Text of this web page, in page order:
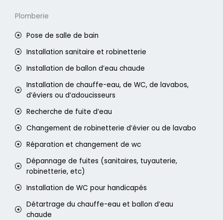
Plomberie
Pose de salle de bain
Installation sanitaire et robinetterie
Installation de ballon d’eau chaude
Installation de chauffe-eau, de WC, de lavabos,
d’éviers ou d’adoucisseurs
Recherche de fuite d’eau
Changement de robinetterie d’évier ou de lavabo
Réparation et changement de wc
Dépannage de fuites (sanitaires, tuyauterie,
robinetterie, etc)
Installation de WC pour handicapés
Détartrage du chauffe-eau et ballon d’eau
chaude